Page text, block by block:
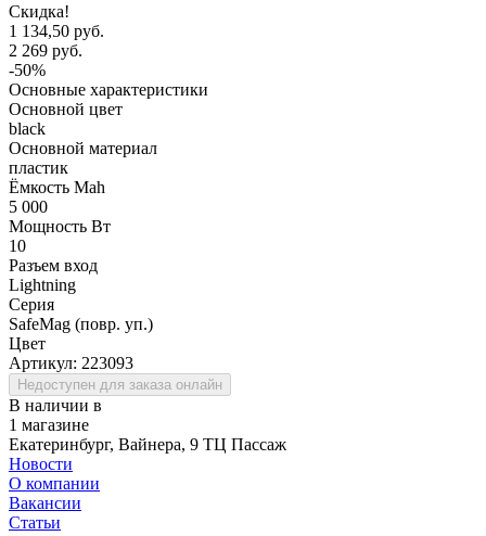
Скидка!
1 134,50 руб.
2 269 руб.
-50%
Основные характеристики
Основной цвет
black
Основной материал
пластик
Ёмкость Mah
5 000
Мощность Вт
10
Разъем вход
Lightning
Серия
SafeMag (повр. уп.)
Цвет
Артикул: 223093
Недоступен для заказа онлайн
В наличии в
1 магазине
Екатеринбург, Вайнера, 9 ТЦ Пассаж
Новости
О компании
Вакансии
Статьи